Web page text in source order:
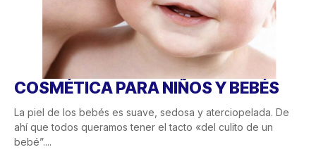
COSMÉTICA PARA NIÑOS Y BEBÉS
La piel de los bebés es suave, sedosa y aterciopelada. De
ahí que todos queramos tener el tacto «del culito de un
bebé”....